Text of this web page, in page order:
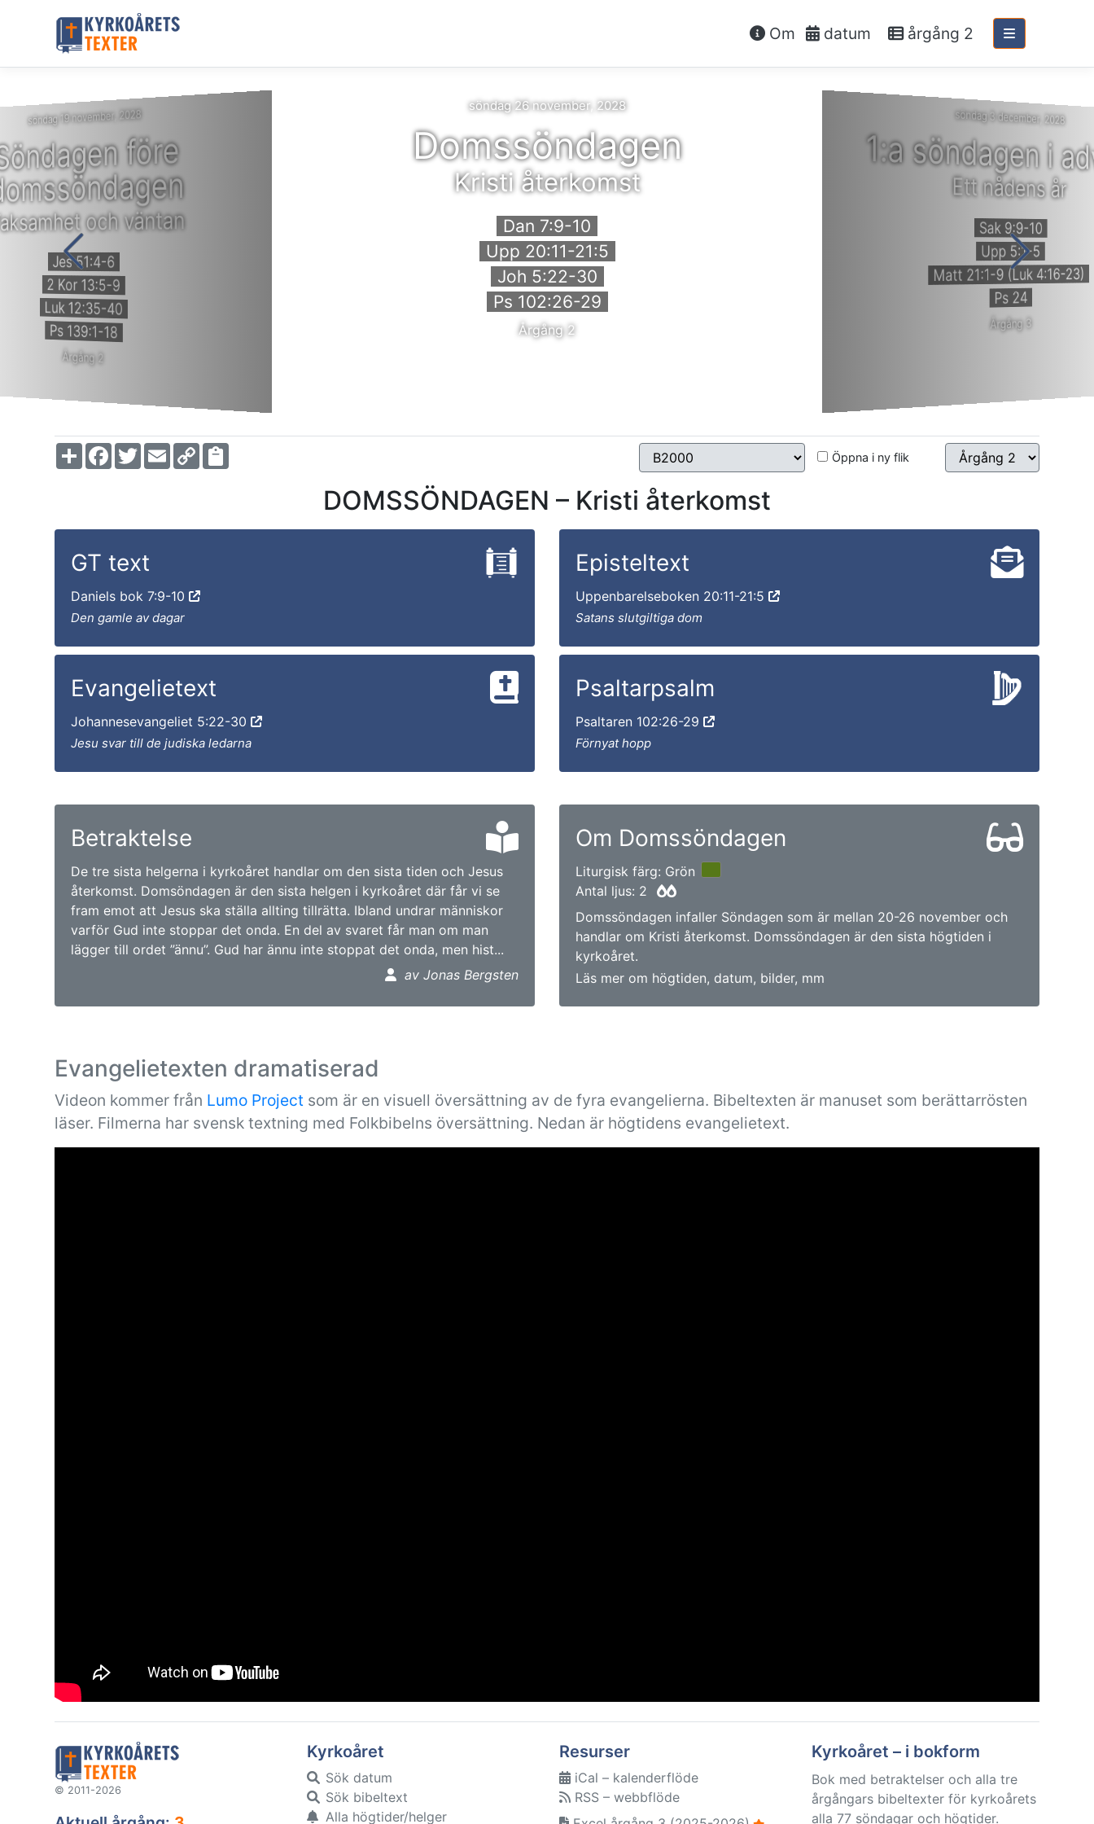
Om datum årgång 2
söndag 19 november, 2028
före
och väntan
Jes 51:4-6
2 Kor 13:5-9
Luk 12:35-40
Ps 139:1-18
Årgång 2
söndag 26 november, 2028
Domssöndagen
Kristi återkomst
Dan 7:9-10
Upp 20:11-21:5
Joh 5:22-30
Ps 102:26-29
Årgång 2
söndag 3 december, 2028
1:a söndagen i
Ett nådens år
Sak 9:9-10
Upp 5:1-5
Matt 21:1-9 (Luk 4:16-23)
Ps 24
Årgång 3
ShareFacebook
TwitterEmailCopy
Link Öppna i ny flik
DOMSSÖNDAGEN – Kristi återkomst
GT text
Daniels bok 7:9-10
Den gamle av dagar
Episteltext
Uppenbarelseboken 20:11-21:5
Satans slutgiltiga dom
Evangelietext
Johannesevangeliet 5:22-30
Jesu svar till de judiska ledarna
Psaltarpsalm
Psaltaren 102:26-29
Förnyat hopp
Betraktelse
De tre sista helgerna i kyrkoåret handlar om den sista tiden och Jesus
återkomst. Domsöndagen är den sista helgen i kyrkoåret där får vi se
fram emot att Jesus ska ställa allting tillrätta. Ibland undrar människor
varför Gud inte stoppar det onda. En del av svaret får man om man
lägger till ordet ”ännu”. Gud har ännu inte stoppat det onda, men hist...
av Jonas Bergsten
Om Domssöndagen
Liturgisk färg: Grön
Antal ljus: 2
Domssöndagen infaller Söndagen som är mellan 20-26 november och
handlar om Kristi återkomst. Domssöndagen är den sista högtiden i
kyrkoåret.
Läs mer om högtiden, datum, bilder, mm
Evangelietexten dramatiserad
Videon kommer från Lumo Project som är en visuell översättning av de fyra evangelierna. Bibeltexten är manuset som berättarrösten
läser. Filmerna har svensk textning med Folkbibelns översättning. Nedan är högtidens evangelietext.
© 2011-2026
Kyrkoåret
Sök datum
Sök bibeltext
Alla högtider/helger
Resurser
iCal – kalenderflöde
RSS – webbflöde
Kyrkoåret – i bokform
Bok med betraktelser och alla tre
årgångars bibeltexter för kyrkoårets
alla 77 söndagar och högtider.